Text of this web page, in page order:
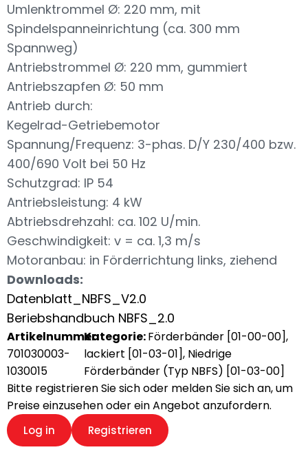
Umlenktrommel Ø: 220 mm, mit
Spindelspanneinrichtung (ca. 300 mm
Spannweg)
Antriebstrommel Ø: 220 mm, gummiert
Antriebszapfen Ø: 50 mm
Antrieb durch:
Kegelrad-Getriebemotor
Spannung/Frequenz: 3-phas. D/Y 230/400 bzw.
400/690 Volt bei 50 Hz
Schutzgrad: IP 54
Antriebsleistung: 4 kW
Abtriebsdrehzahl: ca. 102 U/min.
Geschwindigkeit: v = ca. 1,3 m/s
Motoranbau: in Förderrichtung links, ziehend
Downloads:
Datenblatt_NBFS_V2.0
Beriebshandbuch NBFS_2.0
Artikelnummer:
701030003-
1030015
Kategorie:Förderbänder [01-00-00],
lackiert [01-03-01], Niedrige
Förderbänder (Typ NBFS) [01-03-00]
Bitte registrieren Sie sich oder melden Sie sich an, um
Preise einzusehen oder ein Angebot anzufordern.
Log in Registrieren